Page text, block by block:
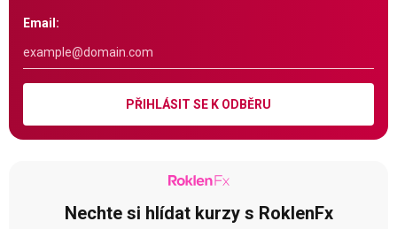
Email:
PŘIHLÁSIT SE K ODBĚRU
Nechte si hlídat kurzy s RoklenFx